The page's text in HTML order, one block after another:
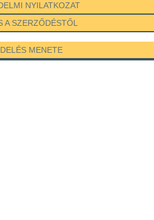
NYILATKOZAT
A SZERZŐDÉSTŐL
MENETE